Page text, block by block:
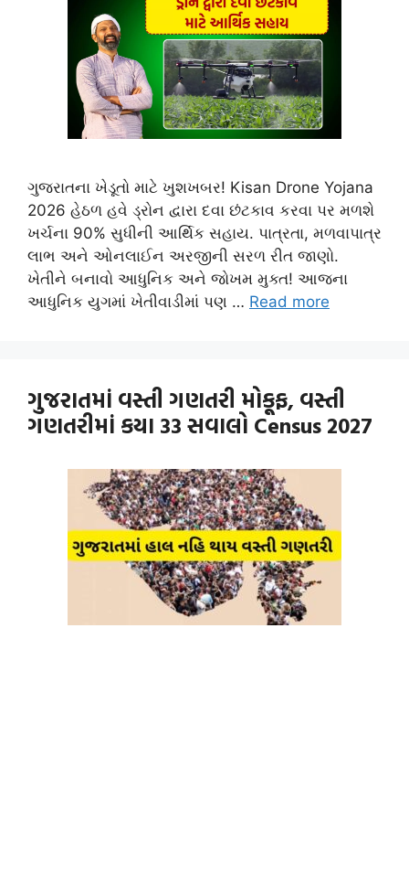
ગુજરાતના ખેડૂતો માટે ખુશખબર! Kisan Drone Yojana
2026 હેઠળ હવે ડ્રોન દ્વારા દવા છંટકાવ કરવા પર મળશે
ખર્ચના 90% સુધીની આર્થિક સહાય. પાત્રતા, મળવાપાત્ર
લાભ અને ઓનલાઈન અરજીની સરળ રીત જાણો.
ખેતીને બનાવો આધુનિક અને જોખમ મુક્ત! આજના
આધુનિક યુગમાં ખેતીવાડીમાં પણ … Read more
ગુજરાતમાં વસ્તી ગણતરી મોકૂફ, વસ્તી
ગણતરીમાં કયા 33 સવાલો Census 2027